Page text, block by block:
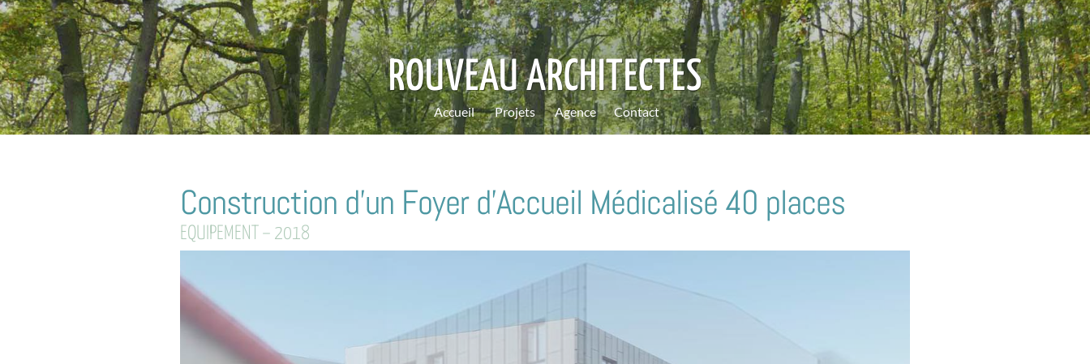
ROUVEAU ARCHITECTES
Accueil Projets Agence Contact
Construction d’un Foyer d’Accueil Médicalisé 40 places
EQUIPEMENT – 2018